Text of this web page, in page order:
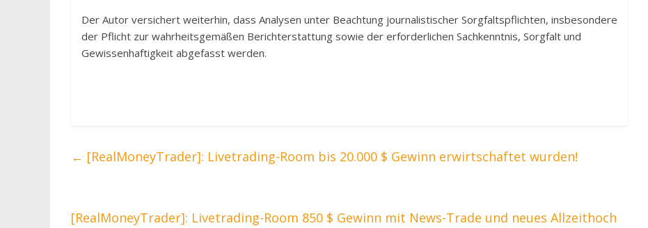
Der Autor versichert weiterhin, dass Analysen unter Beachtung journalistischer Sorgfaltspflichten, insbesondere
der Pflicht zur wahrheitsgemäßen Berichterstattung sowie der erforderlichen Sachkenntnis, Sorgfalt und
Gewissenhaftigkeit abgefasst werden.
← [RealMoneyTrader]: Livetrading-Room bis 20.000 $ Gewinn erwirtschaftet wurden!
[RealMoneyTrader]: Livetrading-Room 850 $ Gewinn mit News-Trade und neues Allzeithoch